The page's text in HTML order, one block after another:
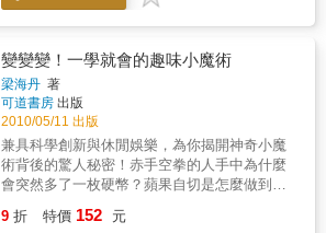
發生僅僅可以稱作產生效果的一個組成部分而
己。準備這本書的目的在於使所有整體的技藝
細化到最小的共同點。效果二消失透過非自然
的方式將一件事物在眼前變不見。顯然地，這
與產生效果相反，與無實際的供應相反的自然
就是無限的容量。我調查研究後發現，只有少
數的魔術可以算作這個類別。透過反向觀察增
加的效果後，也就是減少效果，我們可以得出
這樣一個結論，把增加別類於產生效果中是可
手法開始教起，一直到進階複雜的變化技巧，
處處提醒你應該掌握的要訣，此外，還傳授你
如何與觀眾互動，以營造出扣人心弦的表演氣
氛！絕對傾囊以授，獻給新手魔術師的第一本
書！本書特色1.利用一個硬幣，設計出各種魔
術表演，可說是錢幣魔術的大全。2.500多張彩
色步驟圖，講解超詳細，讓你第一次玩魔術就
上手。
變變變！一學就會的趣味小魔術
梁海丹 著
可道書房 出版
2010/05/11 出版
兼具科學創新與休閒娛樂，為你揭開神奇小魔
術背後的驚人秘密！赤手空拳的人手中為什麼
會突然多了一枚硬幣？蘋果自切是怎麼做到
竅？小手帕怎麼會自己給自己打了個結？明明
9 折 特價 152 元